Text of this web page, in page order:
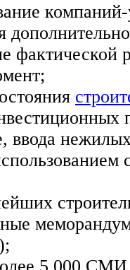
компаний-
фактической
ввода
5 000